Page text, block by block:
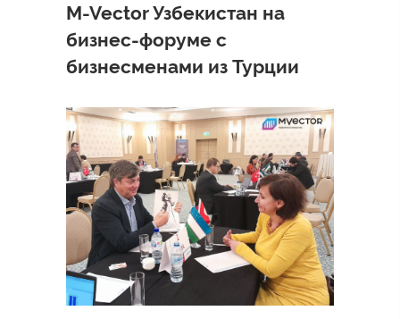
M-Vector Узбекистан на
бизнес-форуме с
бизнесменами из Турции